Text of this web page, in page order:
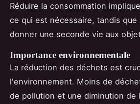
Réduire la consommation
ce qui est nécessaire, tandis
donner une seconde vie aux
Importance environnementale
La réduction des déchets est
l'environnement. Moins de
de pollution et une diminution de